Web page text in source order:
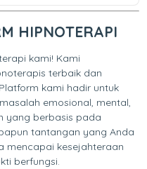
HIPNOTERAPI
kami! Kami
terbaik dan
kami hadir untuk
emosional, mental,
yang berbasis pada
tantangan yang Anda
mencapai kesejahteraan
berfungsi.